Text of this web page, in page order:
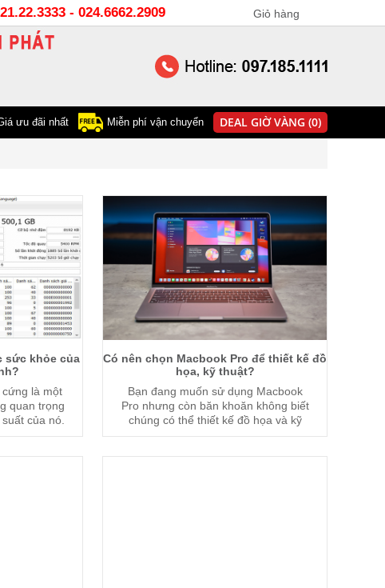
DEAL GIỜ VÀNG (0)
ưu đãi nhất Miễn phí vận chuyển
sức khỏe của
là một
quan trọng
của nó.
đây của
Có nên chọn Macbook Pro để thiết kế đồ
họa, kỹ thuật?
Bạn đang muốn sử dụng Macbook
Pro nhưng còn băn khoăn không biết
chúng có thể thiết kế đồ họa và kỹ
thuật được không?
Giỏ hàng
- 024.6662.2909